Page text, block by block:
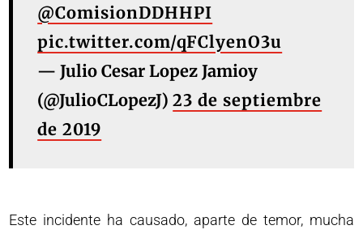
@ComisionDDHHPI
pic.twitter.com/qFClyenO3u
— Julio Cesar Lopez Jamioy
(@JulioCLopezJ)23 de septiembre
de 2019
Este incidente ha causado, aparte de temor, mucha